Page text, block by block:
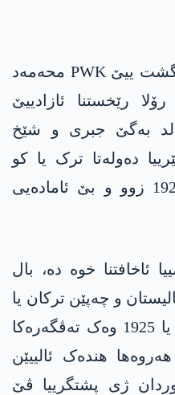
پاشێ، جیھگرێ سەرۆکێ گشت ییێ PWK محەمەد
رێخستنا ئازادییێ
خالد بەگێ جبری و شێخ
دەولەتا ترک یا کو
بوویە سەبەب تەڤگەرا 1925 زوو و بێ ئامادەیی
ئاخافتنا خوە دە، بال
و چەپێن ترکان یا
کو خوەستن تەڤگەرا ملی یا 1925 وەک تەڤگەرەکا
ھندەک ئالییێن
ژی پشتگرییا ڤێ